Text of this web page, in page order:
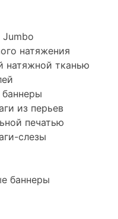
Jumbo
натяжения
натяжной тканью
из перьев
печатью
слезы
баннеры